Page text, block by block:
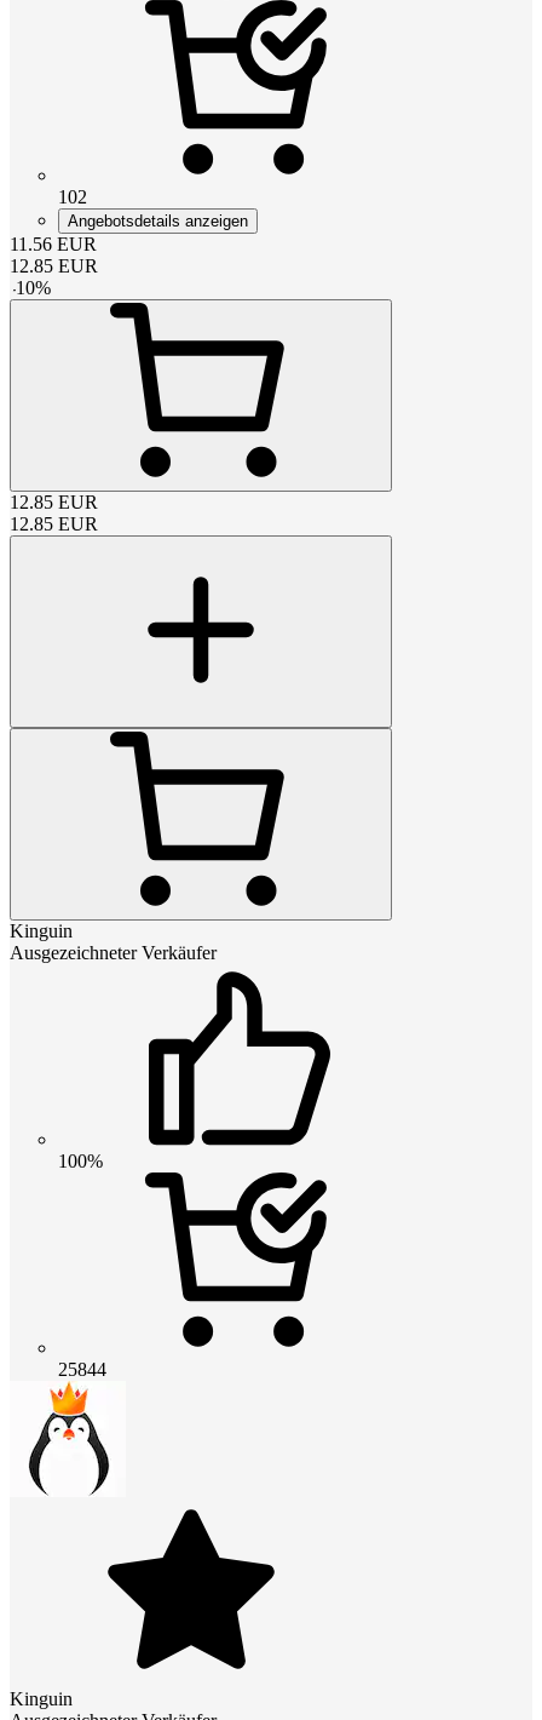
102
Angebotsdetails anzeigen
11.56 EUR
12.85 EUR
-10%
12.85 EUR
12.85 EUR
Kinguin
Ausgezeichneter Verkäufer
100%
25844
Kinguin